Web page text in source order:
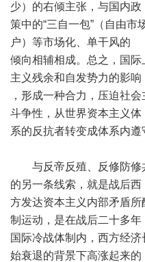
少）的右倾主张，与国内政
策中的“三自一包”（自由市
户）等市场化、单干风的
倾向相辅相成。总之，国
主义残余和自发势力的影响
，形成一种合力，压迫社
斗争性，从世界资本主义体
系的反抗者转变成体系内遵
与反帝反殖、反修防修
的另一条线索，就是战后西
方发达资本主义内部矛盾
制运动，是在战后二十多年
国际冷战体制内，西方经
始衰退的背景下高涨起来的